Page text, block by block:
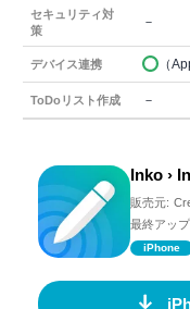
セキュリティ対
策
－
デバイス連携 （
ToDoリスト作成 －
Inko ›
販売元:
最終アッ
iPhone